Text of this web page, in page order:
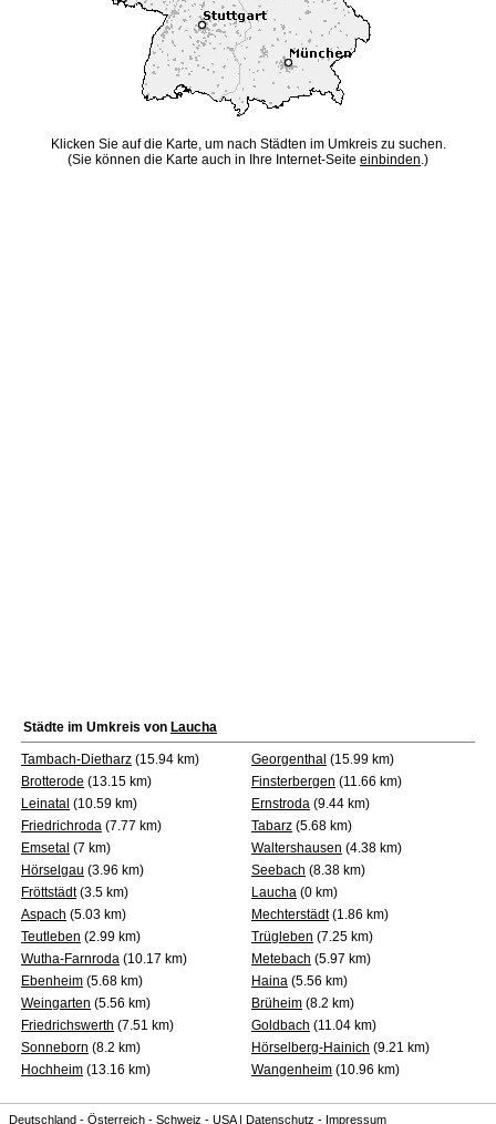
Klicken Sie auf die Karte, um nach Städten im Umkreis zu suchen.
(Sie können die Karte auch in Ihre Internet-Seite einbinden.)
Städte im Umkreis von Laucha
Tambach-Dietharz (15.94 km) Georgenthal (15.99 km)
Brotterode (13.15 km) Finsterbergen (11.66 km)
Leinatal (10.59 km) Ernstroda (9.44 km)
Friedrichroda (7.77 km) Tabarz (5.68 km)
Emsetal (7 km) Waltershausen (4.38 km)
Hörselgau (3.96 km) Seebach (8.38 km)
Fröttstädt(3.5 km) Laucha (0 km)
Aspach (5.03 km) Mechterstädt(1.86 km)
Teutleben (2.99 km) Trügleben (7.25 km)
Wutha-Farnroda (10.17 km) Metebach (5.97 km)
Ebenheim (5.68 km) Haina (5.56 km)
Weingarten (5.56 km) Brüheim (8.2 km)
Friedrichswerth (7.51 km) Goldbach (11.04 km)
Sonneborn (8.2 km) Hörselberg-Hainich (9.21 km)
Hochheim (13.16 km) Wangenheim (10.96 km)
Deutschland - Österreich - Schweiz - USA| Datenschutz - Impressum